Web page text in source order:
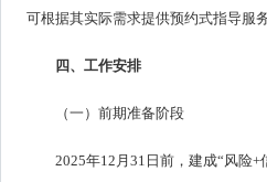
可根据其实际需求提供预约式指导服
四、工作安排
（一）前期准备阶段
2025年12月31日前，建成“风险